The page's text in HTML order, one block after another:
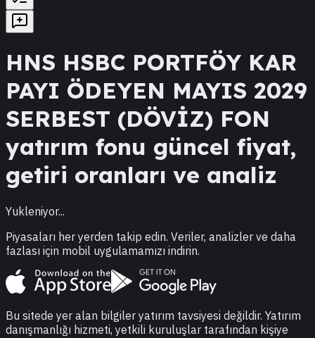
HNS HSBC PORTFÖY KAR
PAYI ÖDEYEN MAYIS 2029
SERBEST (DÖVİZ) FON
yatırım fonu güncel fiyat,
getiri oranları ve analiz
Yukleniyor...
Piyasaları her yerden takip edin. Veriler, analizler ve daha
fazlası için mobil uygulamamızı indirin.
Bu sitede yer alan bilgiler yatırım tavsiyesi değildir. Yatırım
danışmanlığı hizmeti, yetkili kuruluşlar tarafından kişiye